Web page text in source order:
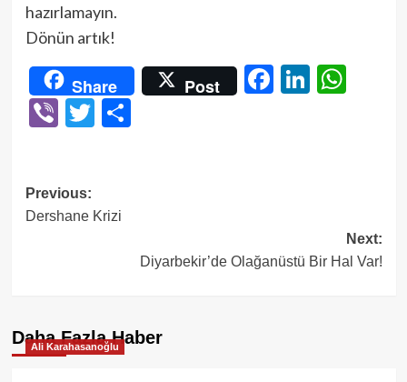
hazırlamayın.
Dönün artık!
Share Post Facebook
ViberTwitter
Share
Post
navigation
Previous:
Dershane Krizi
Next:
Diyarbekir’de Olağanüstü Bir Hal Var!
Daha Fazla Haber
Ali Karahasanoğlu